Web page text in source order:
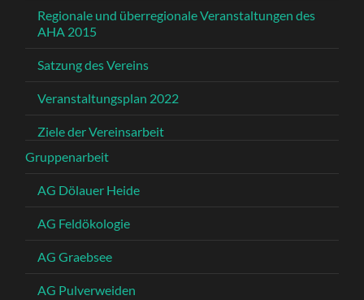
Regionale und überregionale Veranstaltungen des
AHA 2015
Satzung des Vereins
Veranstaltungsplan 2022
Ziele der Vereinsarbeit
Gruppenarbeit
AG Dölauer Heide
AG Feldökologie
AG Graebsee
AG Pulverweiden